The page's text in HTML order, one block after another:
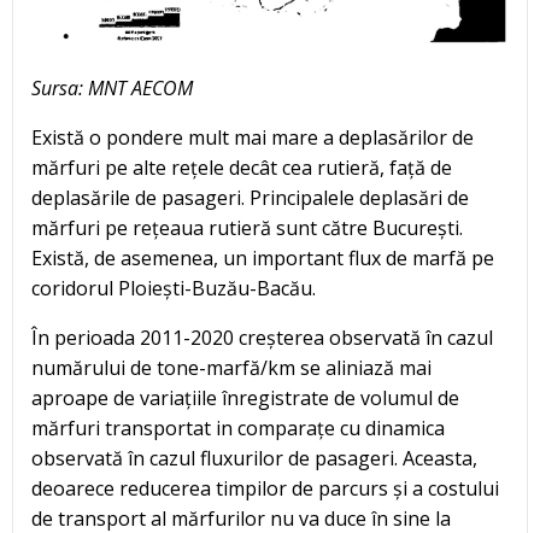
Sursa: MNT AECOM
Există o pondere mult mai mare a deplasărilor de
mărfuri pe alte rețele decât cea rutieră, față de
deplasările de pasageri. Principalele deplasări de
mărfuri pe rețeaua rutieră sunt către București.
Există, de asemenea, un important flux de marfă pe
coridorul Ploiești-Buzău-Bacău.
În perioada 2011-2020 creșterea observată în cazul
numărului de tone-marfă/km se aliniază mai
aproape de variațiile înregistrate de volumul de
mărfuri transportat in comparațe cu dinamica
observată în cazul fluxurilor de pasageri. Aceasta,
deoarece reducerea timpilor de parcurs și a costului
de transport al mărfurilor nu va duce în sine la